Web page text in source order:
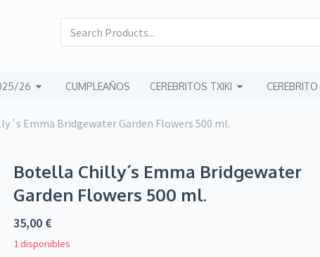
26 CUMPLEAÑOS CEREBRITOS TXIKI
Emma Bridgewater Garden Flowers 500 ml.
Botella Chilly´s Emma Bridgewater
Garden Flowers 500 ml.
35,00 €
1 disponibles